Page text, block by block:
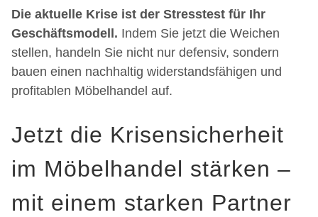
Die aktuelle Krise ist der Stresstest für Ihr
Geschäftsmodell. Indem Sie jetzt die Weichen
stellen, handeln Sie nicht nur defensiv, sondern
bauen einen nachhaltig widerstandsfähigen und
profitablen Möbelhandel auf.
Jetzt die Krisensicherheit
im Möbelhandel stärken –
mit einem starken Partner